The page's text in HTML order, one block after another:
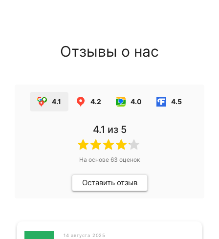
Отзывы о нас
4.1 4.2 4.0 4.5
4.1 из 5
На основе 63 оценок
Оставить отзыв
14 августа 2025